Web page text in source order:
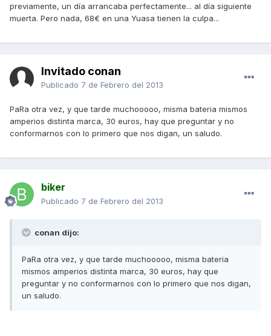
previamente, un día arrancaba perfectamente... al día siguiente
muerta. Pero nada, 68€ en una Yuasa tienen la culpa...
Invitado conan
Publicado 7 de Febrero del 2013
PaRa otra vez, y que tarde muchooooo, misma bateria mismos
amperios distinta marca, 30 euros, hay que preguntar y no
conformarnos con lo primero que nos digan, un saludo.
biker
Publicado 7 de Febrero del 2013
conan dijo:
PaRa otra vez, y que tarde muchooooo, misma bateria
mismos amperios distinta marca, 30 euros, hay que
preguntar y no conformarnos con lo primero que nos digan,
un saludo.